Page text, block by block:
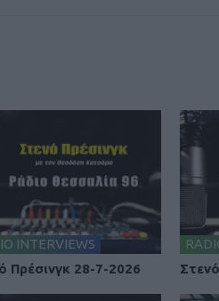
INTERVIEWS
Πρέσινγκ 28-7-2026